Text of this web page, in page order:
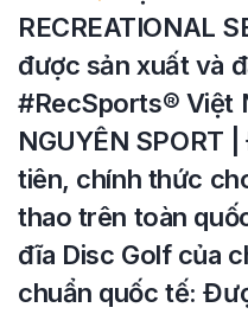
RECREATIONAL
được sản xuất và
#RecSports®️ Việt
NGUYÊN SPORT
tiên, chính thức
thao trên toàn
đĩa Disc Golf của
chuẩn quốc tế: